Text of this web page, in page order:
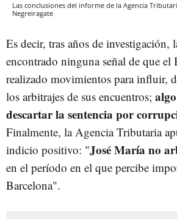
Las conclusiones del informe de la Agencia
Negreiragate
Es decir, tras años de
encontrado ninguna señal de que el
realizado movimientos para influir,
los arbitrajes de sus encuentros;
descartar la sentencia por
Finalmente, la Agencia Tributaria
indicio positivo: "José María no
en el período en el que percibe
Barcelona".